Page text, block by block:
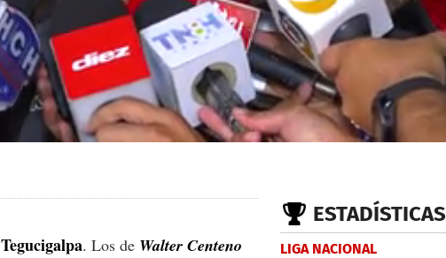
Tegucigalpa. Los de Walter Centeno
ESTADÍSTICAS
LIGA NACIONAL